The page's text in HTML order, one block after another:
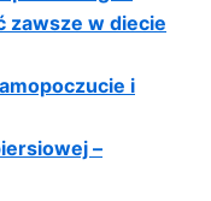
zawsze w diecie
i
–